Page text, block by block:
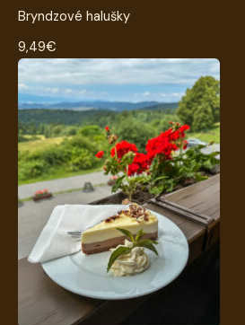
Bryndzové halušky
9,49€